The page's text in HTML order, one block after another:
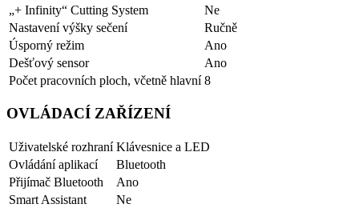
„+ Infinity“ Cutting System
Ne
Nastavení výšky sečení
Ručně
Úsporný režim
Ano
Dešťový sensor
Ano
Počet pracovních ploch, včetně hlavní 8
OVLÁDACÍ ZAŘÍZENÍ
Uživatelské rozhraní Klávesnice a LED
Ovládání aplikací
Bluetooth
Přijímač Bluetooth
Ano
Smart Assistant
Ne